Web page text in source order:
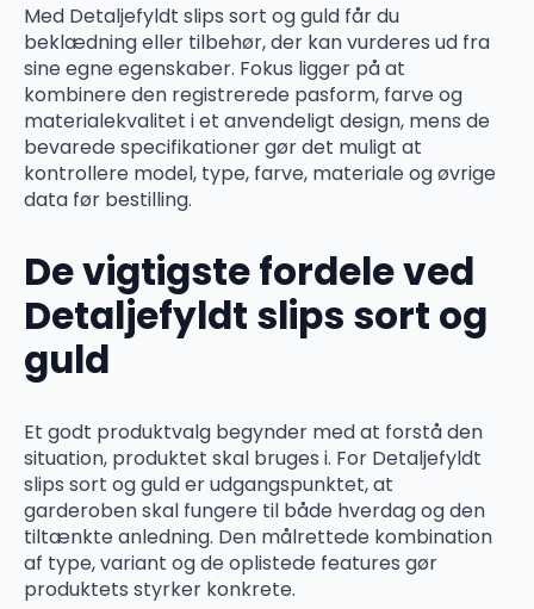
Med Detaljefyldt slips sort og guld får du
beklædning eller tilbehør, der kan vurderes ud fra
sine egne egenskaber. Fokus ligger på at
kombinere den registrerede pasform, farve og
materialekvalitet i et anvendeligt design, mens de
bevarede specifikationer gør det muligt at
kontrollere model, type, farve, materiale og øvrige
data før bestilling.
De vigtigste fordele ved
Detaljefyldt slips sort og
guld
Et godt produktvalg begynder med at forstå den
situation, produktet skal bruges i. For Detaljefyldt
slips sort og guld er udgangspunktet, at
garderoben skal fungere til både hverdag og den
tiltænkte anledning. Den målrettede kombination
af type, variant og de oplistede features gør
produktets styrker konkrete.